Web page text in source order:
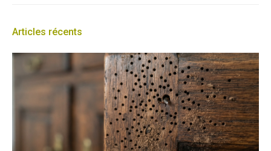
Articles récents